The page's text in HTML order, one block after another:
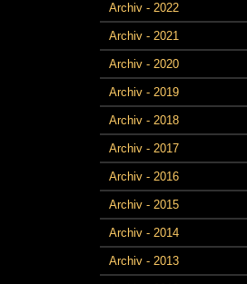
Archiv - 2022
Archiv - 2021
Archiv - 2020
Archiv - 2019
Archiv - 2018
Archiv - 2017
Archiv - 2016
Archiv - 2015
Archiv - 2014
Archiv - 2013